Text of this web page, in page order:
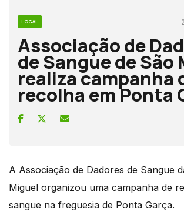
LOCAL
Associação de
de Sangue de São
realiza campanha
recolha em Ponta
A Associação de Dadores de Sangue
Miguel organizou uma campanha de
sangue na freguesia de Ponta Garça.